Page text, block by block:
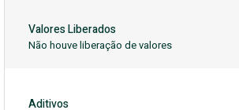
Valores Liberados
Não houve liberação de valores
Aditivos